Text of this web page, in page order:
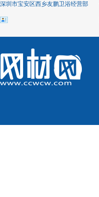
深圳市宝安区西乡友鹏卫浴经营部